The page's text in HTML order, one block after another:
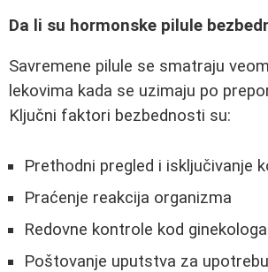
Da li su hormonske pilule
Savremene pilule se smatraju
lekovima kada se uzimaju po
Ključni faktori bezbednosti su:
Prethodni pregled i isključivanje
Praćenje reakcija organizma
Redovne kontrole kod ginekologa
Poštovanje uputstva za upotrebu